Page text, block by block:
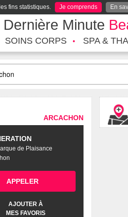
fins statistiques. Je comprends En
Minute
SOINS CORPS SPA &
ARCACHON
de Plaisance
APPELER
AJOUTER À
MES FAVORIS